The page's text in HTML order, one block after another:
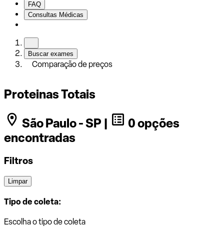
FAQ
Consultas Médicas
Buscar exames
Comparação de preços
Proteinas Totais
São Paulo - SP |
0 opções
encontradas
Filtros
Limpar
Tipo de coleta:
Escolha o tipo de coleta